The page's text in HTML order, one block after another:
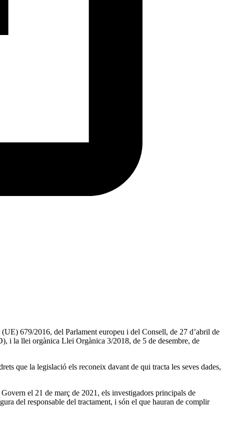
679/2016, del Parlament europeu i del Consell, de 27 d’abril de
i la llei orgànica Llei Orgànica 3/2018, de 5 de desembre, de
que la legislació els reconeix davant de qui tracta les seves dades,
el 21 de març de 2021, els investigadors principals de
del responsable del tractament, i són el que hauran de complir